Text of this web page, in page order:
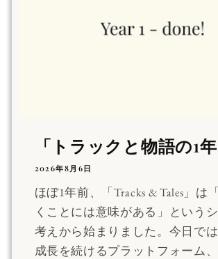
「トラックと物語の1年
2026年8月6日
ほぼ1年前、「Tracks & Tales」は
くことには意味がある」という
考えから始まりました。今日で
成長を続けるプラットフォーム